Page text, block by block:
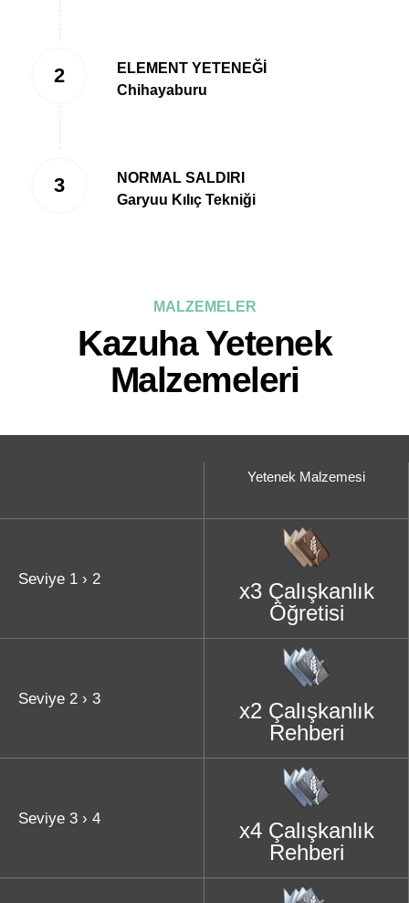
ELEMENT YETENEĞİ
Chihayaburu
NORMAL SALDIRI
Garyuu Kılıç Tekniği
MALZEMELER
Kazuha Yetenek
Malzemeleri
Yetenek Malzemesi
Seviye 1 › 2
x3 Çalışkanlık
Öğretisi
Seviye 2 › 3
x2 Çalışkanlık
Rehberi
Seviye 3 › 4
x4 Çalışkanlık
Rehberi